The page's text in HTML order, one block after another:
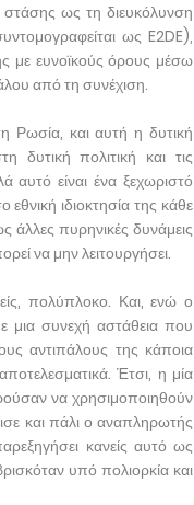
στάσης ως τη διευκόλυνση
ως E2DE),
με ευνοϊκούς όρους μέσω
από τη συνέχιση.
Ρωσία, και αυτή η δυτική
δυτική πολιτική και τις
αυτό είναι ένα ξεχωριστό
εθνική ιδιοκτησία της κάθε
άλλες πυρηνικές δυνάμεις
να μην λειτουργήσει.
πολύπλοκο. Και, ενώ ο
μια συνεχή αστάθεια που
αντιπάλους της κάποια
Έτσι, η μία
να χρησιμοποιηθούν
και πάλι ο αναπληρωτής
κανείς αυτό ως
υπό πολιορκία και